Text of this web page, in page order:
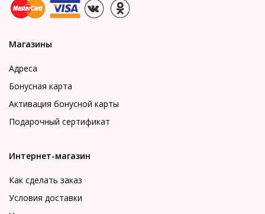
Магазины
Адреса
Бонусная карта
Активация бонусной карты
Подарочный сертификат
Интернет-магазин
Как сделать заказ
Условия доставки